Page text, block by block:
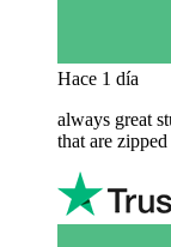
Hace 1 día
always great
that are